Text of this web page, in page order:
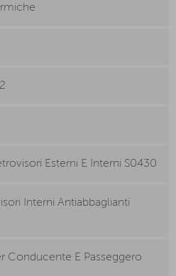
Esterni E Interni S0430
Interni Antiabbaglianti
Conducente E Passeggero